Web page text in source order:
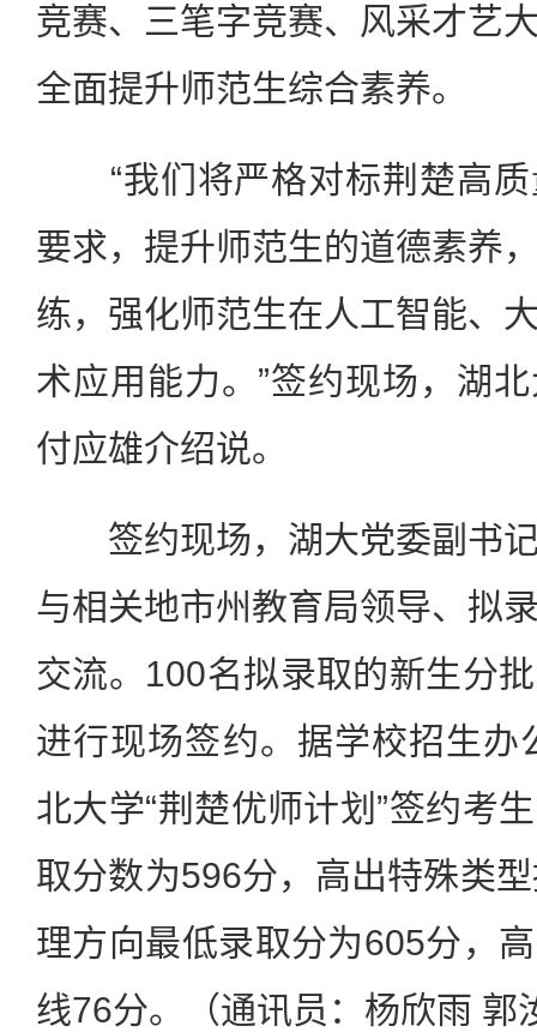
竞赛、三笔字竞赛、风采才艺
全面提升师范生综合素养。
“我们将严格对标荆楚高质
要求，提升师范生的道德素养
练，强化师范生在人工智能、
术应用能力。”签约现场，湖
付应雄介绍说。
签约现场，湖大党委副书记
与相关地市州教育局领导、拟
交流。100名拟录取的新生分
进行现场签约。据学校招生办
北大学“荆楚优师计划”签约考
取分数为596分，高出特殊类
理方向最低录取分为605分，
线76分。（通讯员：杨欣雨 郭